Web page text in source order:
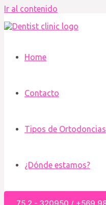
Ir al contenido
Home
Contacto
Tipos de Ortodoncias
¿Dónde estamos?